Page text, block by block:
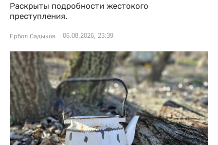
Раскрыты подробности жестокого
преступления.
Ербол Садыков 06.08.2026, 23:39